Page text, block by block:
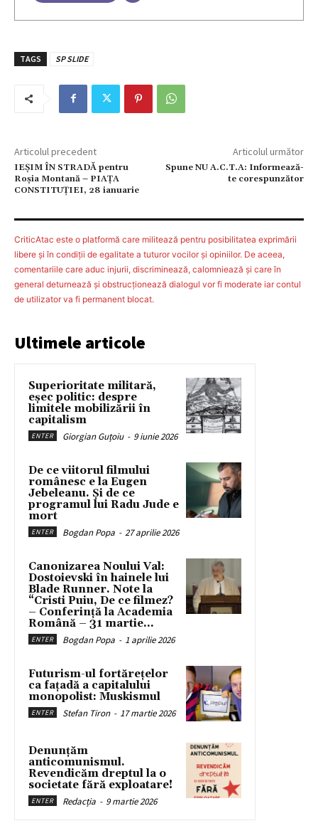
TAGS SP SLIDE
Articolul precedent
IEŞIM ÎN STRADĂ pentru
Roşia Montană – PIAŢA
CONSTITUȚIEI, 28 ianuarie
Articolul următor
Spune NU A.C.T.A: Informează-
te corespunzător
CriticAtac este o platformă care militează pentru posibilitatea exprimării
libere şi în condiţii de egalitate a tuturor vocilor şi opiniilor. De aceea,
comentariile care aduc injurii, discriminează, calomniează şi care în
general deturnează şi obstrucţionează dialogul vor fi moderate iar contul
de utilizator va fi permanent blocat.
Ultimele articole
Superioritate militară,
eșec politic: despre
limitele mobilizării în
capitalism
ENTER Giorgian Guțoiu - 9 iunie 2026
De ce viitorul filmului
românesc e la Eugen
Jebeleanu. Și de ce
programul lui Radu Jude e
mort
ENTER Bogdan Popa - 27 aprilie 2026
Canonizarea Noului Val:
Dostoievski în hainele lui
Blade Runner. Note la
“Cristi Puiu, De ce filmez?
– Conferință la Academia
Română – 31 martie...
ENTER Bogdan Popa - 1 aprilie 2026
Futurism-ul fortărețelor
ca fațadă a capitalului
monopolist: Muskismul
ENTER Stefan Tiron - 17 martie 2026
Denunțăm
anticomunismul.
Revendicăm dreptul la o
societate fără exploatare!
ENTER Redacția - 9 martie 2026